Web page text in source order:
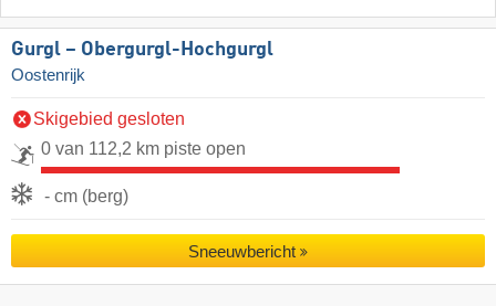
Gurgl – Obergurgl-Hochgurgl
Oostenrijk
Skigebied gesloten
0 van 112,2 km piste open
- cm (berg)
Sneeuwbericht